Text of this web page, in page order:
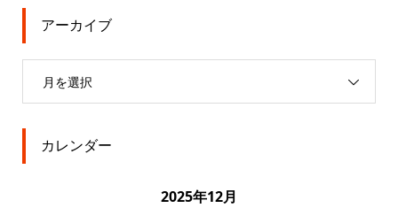
アーカイブ
月を選択
カレンダー
2025年12月